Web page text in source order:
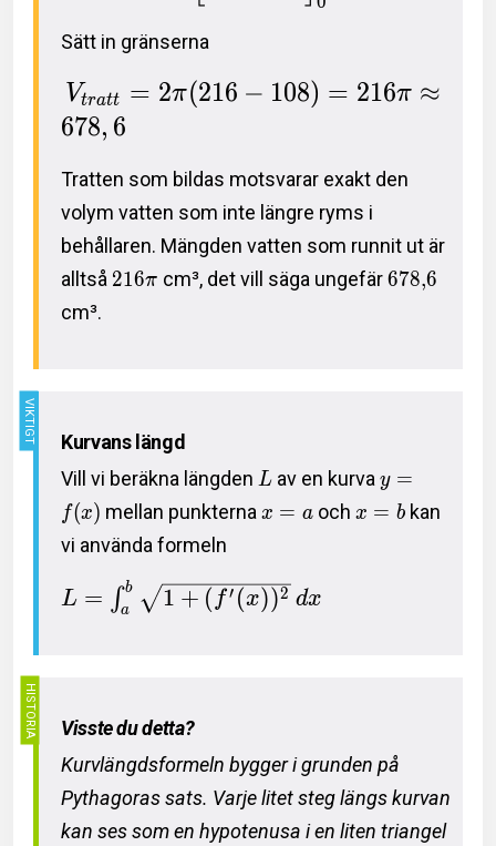
Sätt in gränserna
Vtratt = 2π(216 − 108) = 216π ≈
678, 6
Tratten som bildas motsvarar exakt den
volym vatten som inte längre ryms i
behållaren. Mängden vatten som runnit ut är
alltså 216π cm³, det vill säga ungefär678,6
cm³.
Kurvans längd
Vill vi beräkna längden L av en kurva y =
f(x) mellan punkternax = aoch x = bkan
vi använda formeln
L = ∫a
b 1 + (f′ (x))2 dx
Visste du detta?
Kurvlängdsformeln bygger i grunden på
Pythagoras sats. Varje litet steg längs kurvan
kan ses som en hypotenusa i en liten triangel